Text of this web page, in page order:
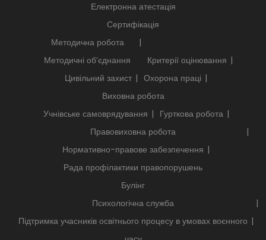
Електронна атестація
Сертифікація
Методична робота
Методичні об’єднання
Критерії оцінювання
Цивільний захист
Охорона праці
Виховна робота
Учнівське самоврядування
Гурткова робота
Правовиховна робота
Нормативно-правове забезпечення
Рада профілактики правопорушень
Булінг
Психологічна служба
Підтримка учасників освітнього процесу в умовах воєнного